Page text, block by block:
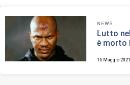
NEWS
Lutto
è morto
15 Maggio 2021